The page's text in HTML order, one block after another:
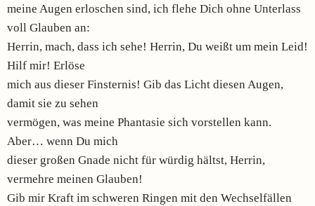
meine Augen erloschen sind, ich flehe Dich ohne Unterlass
voll Glauben an:
Herrin, mach, dass ich sehe! Herrin, Du weißt um mein Leid!
Hilf mir! Erlöse
mich aus dieser Finsternis! Gib das Licht diesen Augen,
damit sie zu sehen
vermögen, was meine Phantasie sich vorstellen kann.
Aber… wenn Du mich
dieser großen Gnade nicht für würdig hältst, Herrin,
vermehre meinen Glauben!
Gib mir Kraft im schweren Ringen mit den Wechselfällen